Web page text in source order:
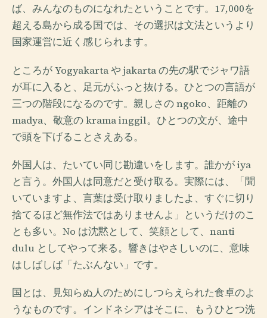
ば、みんなのものになれたということです。17,000を
超える島から成る国では、その選択は文法というより
国家運営に近く感じられます。
ところが Yogyakarta や jakarta の先の駅でジャワ語
が耳に入ると、足元がふっと抜ける。ひとつの言語が
三つの階段になるのです。親しさの ngoko、距離の
madya、敬意の krama inggil。ひとつの文が、途中
で頭を下げることさえある。
外国人は、たいてい同じ勘違いをします。誰かが iya
と言う。外国人は同意だと受け取る。実際には、「聞
いていますよ、言葉は受け取りましたよ、すぐに切り
捨てるほど無作法ではありませんよ」というだけのこ
とも多い。No は沈黙として、笑顔として、nanti
dulu としてやって来る。響きはやさしいのに、意味
はしばしば「たぶんない」です。
国とは、見知らぬ人のためにしつらえられた食卓のよ
うなものです。インドネシアはそこに、もうひとつ洗